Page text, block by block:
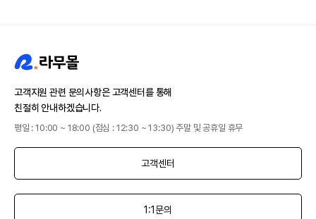
고객지원 관련 문의사항은 고객센터를 통해
친절히 안내하겠습니다.
평일 : 10:00 ~ 18:00 (점심 : 12:30 ~ 13:30) 주말 및 공휴일 휴무
고객센터
1:1문의